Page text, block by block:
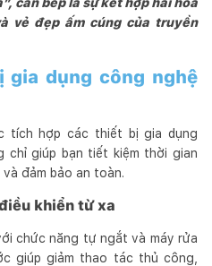
vẻ đẹp ấm cúng của truyền
gia dụng công nghệ
tích hợp các thiết bị gia dụng
chỉ giúp bạn tiết kiệm thời gian
đảm bảo an toàn.
khiển từ xa
chức năng tự ngắt và máy rửa
giúp giảm thao tác thủ công,